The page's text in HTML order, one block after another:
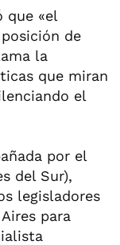
que «el
de
la
que miran
el
por el
del Sur),
legisladores
para